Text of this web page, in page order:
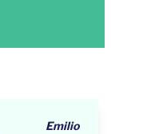
Emilio